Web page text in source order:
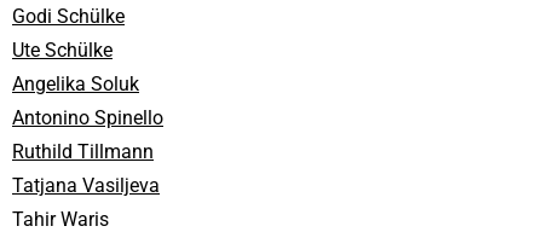
Godi Schülke
Ute Schülke
Angelika Soluk
Antonino Spinello
Ruthild Tillmann
Tatjana Vasiljeva
Tahir Waris